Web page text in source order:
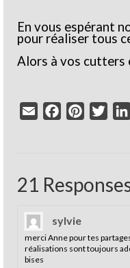
En vous espérant
pour réaliser tous
Alors à vos cutters
Email FacebookPinterest
21
sylvie
merci Anne pour tes
réalisations sont toujours
bises